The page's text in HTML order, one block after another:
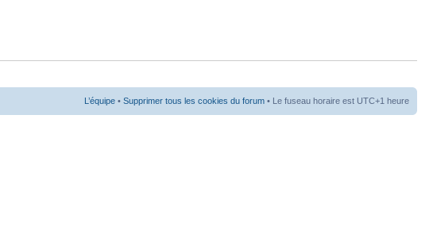
L’équipe • Supprimer tous les cookies du forum • Le fuseau horaire est UTC+1 heure